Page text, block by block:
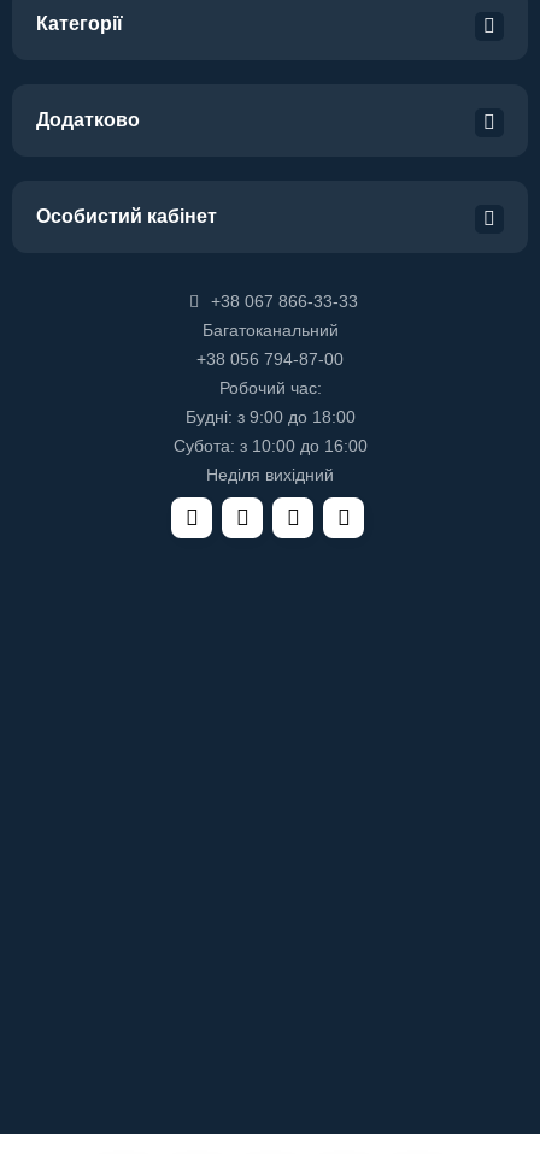
Категорії
Додатково
Особистий кабінет
+38 067 866-33-33
Багатоканальний
+38 056 794-87-00
Робочий час:
Будні: з 9:00 до 18:00
Субота: з 10:00 до 16:00
Неділя вихідний